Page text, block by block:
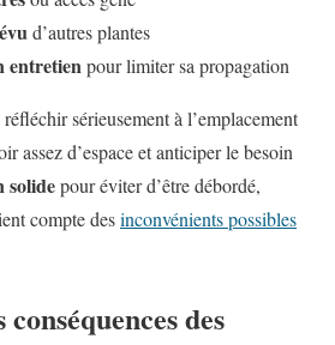
d’autres plantes
entretienpour limiter sa propagation
sérieusement à l’emplacement
assez d’espace et anticiper le besoin
solidepour éviter d’être débordé,
compte desinconvénients possibles
des